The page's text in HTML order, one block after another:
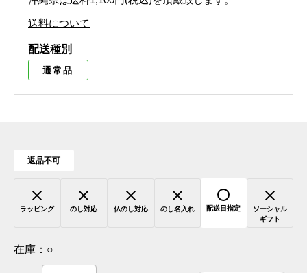
送料について
配送種別
通常品
返品不可
ラッピング のし対応 仏のし対応 のし名入れ 配送日指定
ソーシャル
ギフト
在庫： ○